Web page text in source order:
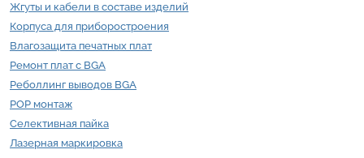
Жгуты и кабели в составе изделий
Корпуса для приборостроения
Влагозащита печатных плат
Ремонт плат с BGA
Реболлинг выводов BGA
POP монтаж
Селективная пайка
Лазерная маркировка